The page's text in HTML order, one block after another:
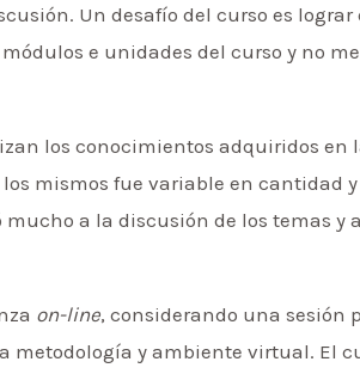
Un desafío del curso es lograr
e unidades del curso y no
los conocimientos adquiridos en
mismos fue variable en cantidad
a la discusión de los temas y
on-line, considerando una sesión
y ambiente virtual. El